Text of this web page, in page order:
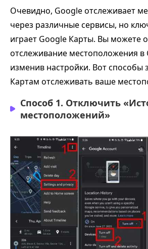
Очевидно, Google отслеживает
через различные сервисы, но
играет Google Карты. Вы можете
отслеживание местоположения в
изменив настройки. Вот способы
Картам отслеживать ваше
Способ 1. Отключить
местоположений»